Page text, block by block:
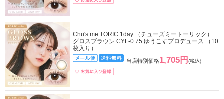
Chu's me TORIC 1day （チューズミートーリック）
グロスブラウン CYL-0.75 ゆうこすプロデュース （10
枚入り）
当店特別価格1,705円 (税込)